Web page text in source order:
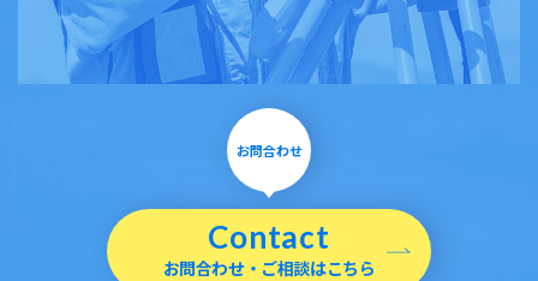
お問合わせ
Contact
お問合わせ・ご相談はこちら